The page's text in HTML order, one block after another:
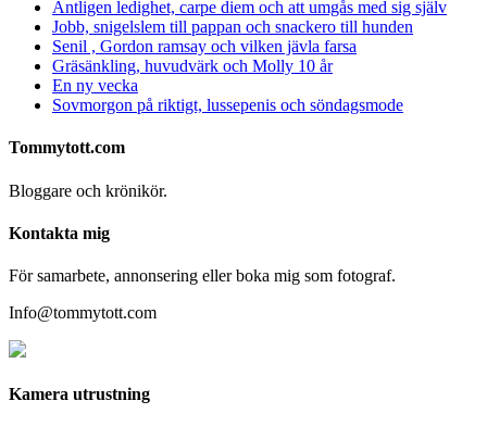
Äntligen ledighet, carpe diem och att umgås med sig själv
Jobb, snigelslem till pappan och snackero till hunden
Senil , Gordon ramsay och vilken jävla farsa
Gräsänkling, huvudvärk och Molly 10 år
En ny vecka
Sovmorgon på riktigt, lussepenis och söndagsmode
Tommytott.com
Bloggare och krönikör.
Kontakta mig
För samarbete, annonsering eller boka mig som fotograf.
Info@tommytott.com
Kamera utrustning